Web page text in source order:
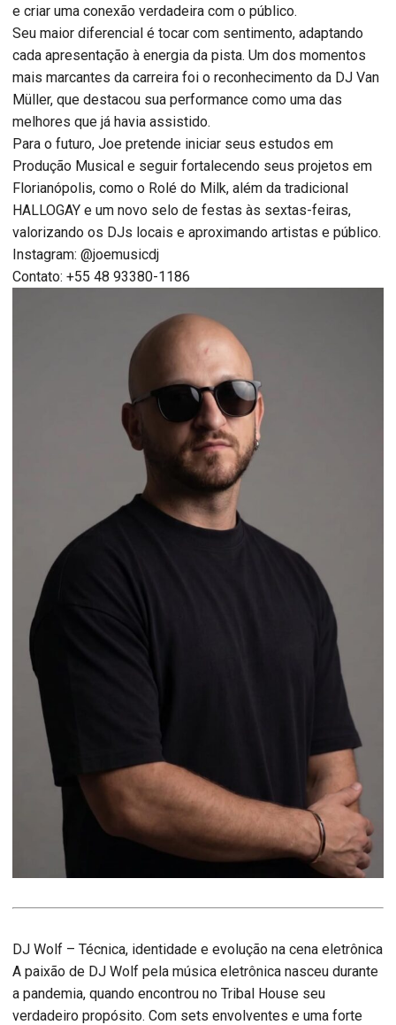
e criar uma conexão verdadeira com o público.
Seu maior diferencial é tocar com sentimento, adaptando
cada apresentação à energia da pista. Um dos momentos
mais marcantes da carreira foi o reconhecimento da DJ Van
Müller, que destacou sua performance como uma das
melhores que já havia assistido.
Para o futuro, Joe pretende iniciar seus estudos em
Produção Musical e seguir fortalecendo seus projetos em
Florianópolis, como o Rolé do Milk, além da tradicional
HALLOGAY e um novo selo de festas às sextas-feiras,
valorizando os DJs locais e aproximando artistas e público.
Instagram: @joemusicdj
Contato: +55 48 93380-1186
DJ Wolf – Técnica, identidade e evolução na cena eletrônica
A paixão de DJ Wolf pela música eletrônica nasceu durante
a pandemia, quando encontrou no Tribal House seu
verdadeiro propósito. Com sets envolventes e uma forte